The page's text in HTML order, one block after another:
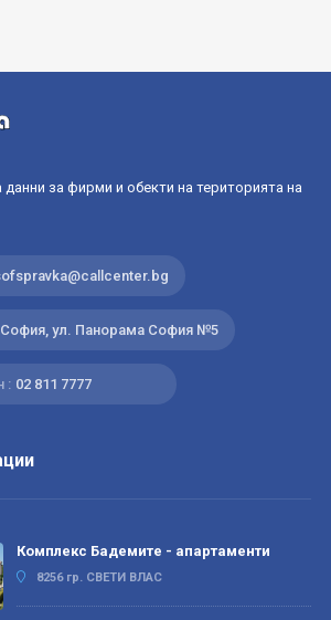
за фирми и обекти на територията на
София, ул. Панорама София №5
: 02 811 7777
Комплекс Бадемите - апартаменти
8256 гр. СВЕТИ ВЛАС